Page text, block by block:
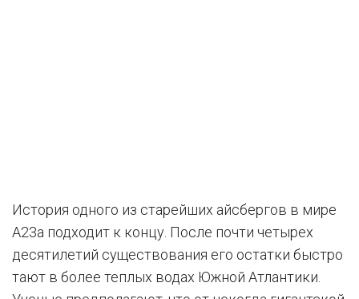
История одного из старейших айсбергов в мире
A23a подходит к концу. После почти четырех
десятилетий существования его остатки быстро
тают в более теплых водах Южной Атлантики.